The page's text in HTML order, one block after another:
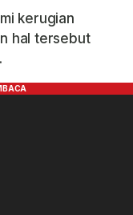
kerugian
hal tersebut